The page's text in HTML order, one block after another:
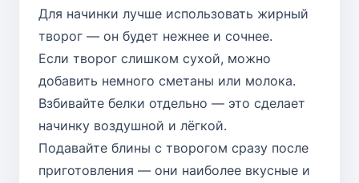
Для начинки лучше использовать жирный
творог — он будет нежнее и сочнее.
Если творог слишком сухой, можно
добавить немного сметаны или молока.
Взбивайте белки отдельно — это сделает
начинку воздушной и лёгкой.
Подавайте блины с творогом сразу после
приготовления — они наиболее вкусные и